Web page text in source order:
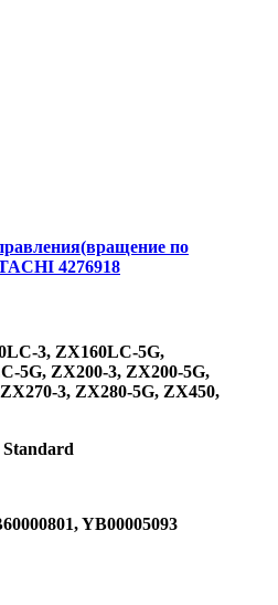
по
4276918
3, ZX160LC-5G,
5G, ZX200-3, ZX200-5G,
3, ZX280-5G, ZX450,
YB00005093